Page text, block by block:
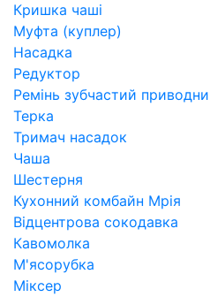
Кришка чаші
Муфта (куплер)
Насадка
Редуктор
Ремінь зубчастий
Терка
Тримач насадок
Чаша
Шестерня
Кухонний комбайн Мрія
Відцентрова сокодавка
Кавомолка
М'ясорубка
Міксер